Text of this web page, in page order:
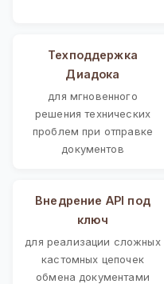
Техподдержка
Диадока
для мгновенного
решения технических
проблем при отправке
документов
Внедрение API под
ключ
для реализации сложных
кастомных цепочек
обмена документами